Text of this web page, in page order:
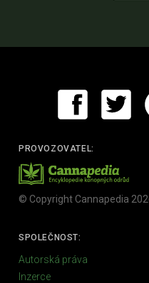
PROVOZOVATEL:
© Copyright Cannapedia
SPOLEČNOST:
Autorská práva
Inzerce